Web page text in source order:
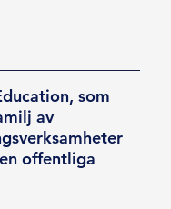
som
av
offentliga